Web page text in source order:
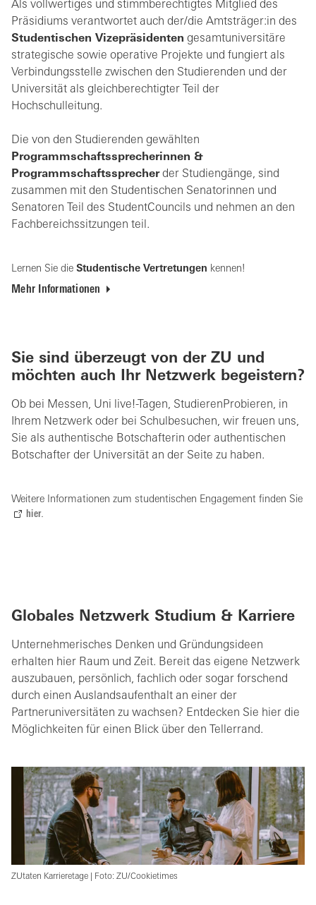
Als vollwertiges und stimmberechtigtes Mitglied des
Präsidiums verantwortet auch der/die Amtsträger:in des
Studentischen Vizepräsidenten gesamtuniversitäre
strategische sowie operative Projekte und fungiert als
Verbindungsstelle zwischen den Studierenden und der
Universität als gleichberechtigter Teil der
Hochschulleitung.
Die von den Studierenden gewählten
Programmschaftssprecherinnen &
Programmschaftssprecherder Studiengänge, sind
zusammen mit den Studentischen Senatorinnen und
Senatoren Teil des StudentCouncils und nehmen an den
Fachbereichssitzungen teil.
Lernen Sie die Studentische Vertretungen kennen!
Mehr Informationen
Sie sind überzeugt von der ZU und
möchten auch Ihr Netzwerk begeistern?
Ob bei Messen, Uni live!-Tagen, StudierenProbieren, in
Ihrem Netzwerk oder bei Schulbesuchen, wir freuen uns,
Sie als authentische Botschafterin oder authentischen
Botschafter der Universität an der Seite zu haben.
Weitere Informationen zum studentischen Engagement finden Sie
hier.
Globales Netzwerk Studium & Karriere
Unternehmerisches Denken und Gründungsideen
erhalten hier Raum und Zeit. Bereit das eigene Netzwerk
auszubauen, persönlich, fachlich oder sogar forschend
durch einen Auslandsaufenthalt an einer der
Partneruniversitäten zu wachsen? Entdecken Sie hier die
Möglichkeiten für einen Blick über den Tellerrand.
ZUtaten Karrieretage | Foto: ZU/Cookietimes